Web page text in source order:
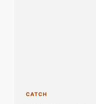
CATCH